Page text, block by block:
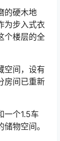
的硬木地
为步入式衣
个楼层的全
空间，设有
房间已重新
一个1.5车
物空间。